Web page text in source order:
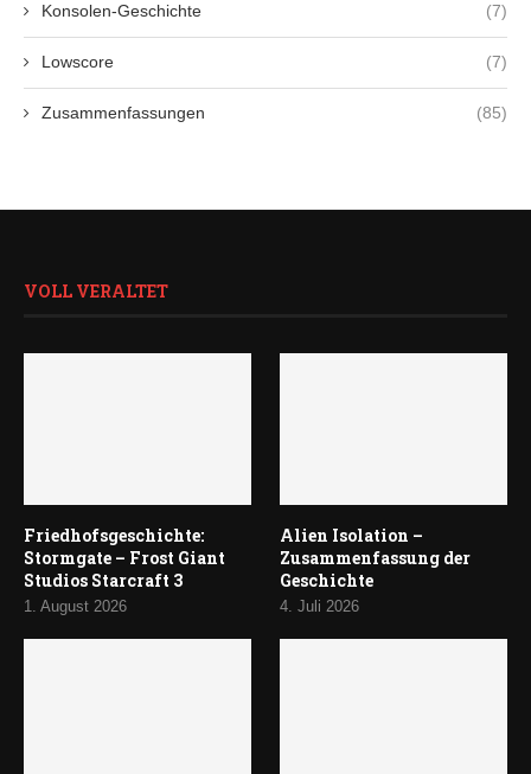
Konsolen-Geschichte (7)
Lowscore (7)
Zusammenfassungen (85)
VOLL VERALTET
Friedhofsgeschichte:
Stormgate – Frost Giant
Studios Starcraft 3
1. August 2026
Alien Isolation –
Zusammenfassung der
Geschichte
4. Juli 2026